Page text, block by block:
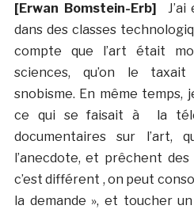
[Erwan Bomstein-Erb]
dans des classes
compte que l’art était
sciences, qu’on le taxait
snobisme. En même temps,
ce qui se faisait à la
documentaires sur l’art,
l’anecdote, et prêchent
c’est différent , on peut
la demande », et toucher